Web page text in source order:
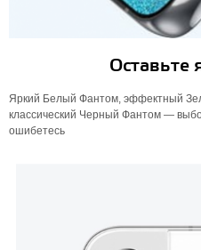
Оставьте
Яркий Белый Фантом, эффектный
классический Черный Фантом —
ошибетесь